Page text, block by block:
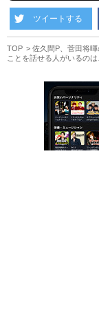
ツイートする
TOP
佐久間P、菅田将
ことを話せる人がいるの